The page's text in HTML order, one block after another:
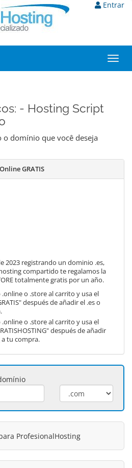
Entrar
- Hosting Script
domínio que você deseja
GRATIS
2023 registrando un dominio .es,
compartido te regalamos la
totalmente gratis por un año.
o .store al carrito y usa el
después de añadir el .es o
o .store al carrito y usa el
después de añadir
tu compra.
ProfesionalHosting